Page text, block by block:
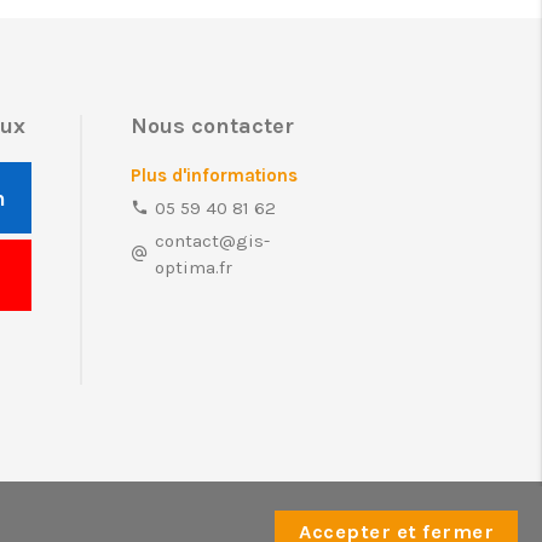
Nous contacter
Plus d'informations
05 59 40 81 62
contact@gis-
optima.fr
Le ConteneurAccepter et fermer